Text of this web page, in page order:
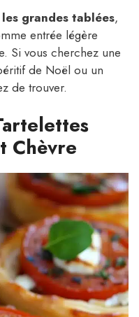
grandes tablées,
entrée légère
Si vous cherchez une
de Noël ou un
de trouver.
Chèvre